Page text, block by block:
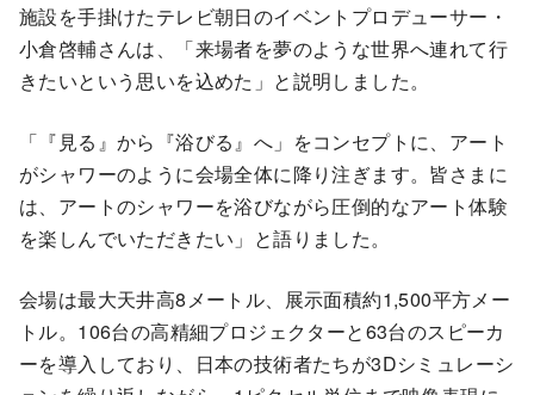
施設を手掛けたテレビ朝日のイベントプロデューサー・
小倉啓輔さんは、「来場者を夢のような世界へ連れて行
きたいという思いを込めた」と説明しました。
「『見る』から『浴びる』へ」をコンセプトに、アート
がシャワーのように会場全体に降り注ぎます。皆さまに
は、アートのシャワーを浴びながら圧倒的なアート体験
を楽しんでいただきたい」と語りました。
会場は最大天井高8メートル、展示面積約1,500平方メー
トル。106台の高精細プロジェクターと63台のスピーカ
ーを導入しており、日本の技術者たちが3Dシミュレーシ